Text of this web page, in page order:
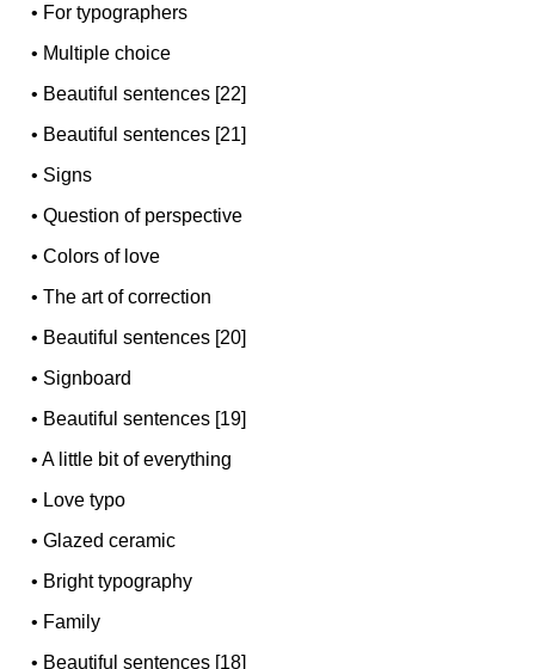
• For typographers
• Multiple choice
• Beautiful sentences [22]
• Beautiful sentences [21]
• Signs
•Question of perspective
•Colors of love
•The art of correction
• Beautiful sentences [20]
• Signboard
• Beautiful sentences [19]
•A little bit of everything
• Love typo
•Glazed ceramic
• Bright typography
• Family
• Beautiful sentences [18]